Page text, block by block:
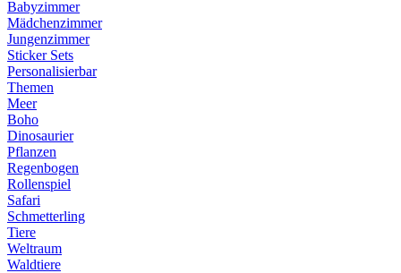
Babyzimmer
Mädchenzimmer
Jungenzimmer
Sticker Sets
Personalisierbar
Themen
Meer
Boho
Dinosaurier
Pflanzen
Regenbogen
Rollenspiel
Safari
Schmetterling
Tiere
Weltraum
Waldtiere